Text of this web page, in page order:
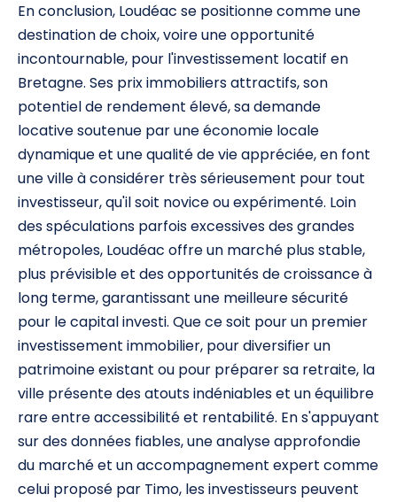
En conclusion, Loudéac se positionne comme une
destination de choix, voire une opportunité
incontournable, pour l'investissement locatif en
Bretagne. Ses prix immobiliers attractifs, son
potentiel de rendement élevé, sa demande
locative soutenue par une économie locale
dynamique et une qualité de vie appréciée, en font
une ville à considérer très sérieusement pour tout
investisseur, qu'il soit novice ou expérimenté. Loin
des spéculations parfois excessives des grandes
métropoles, Loudéac offre un marché plus stable,
plus prévisible et des opportunités de croissance à
long terme, garantissant une meilleure sécurité
pour le capital investi. Que ce soit pour un premier
investissement immobilier, pour diversifier un
patrimoine existant ou pour préparer sa retraite, la
ville présente des atouts indéniables et un équilibre
rare entre accessibilité et rentabilité. En s'appuyant
sur des données fiables, une analyse approfondie
du marché et un accompagnement expert comme
celui proposé par Timo, les investisseurs peuvent